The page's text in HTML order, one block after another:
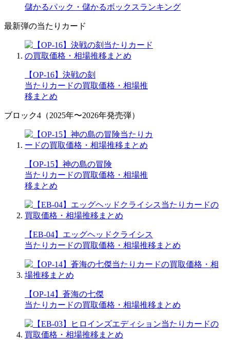
儲かるパック・儲かるボックスランキング
最新弾の当たりカード
【OP-16】決戦の刻
当たりカードの買取価格・相場推
移まとめ
ブロック4（2025年〜2026年発売弾）
【OP-15】神の島の冒険
当たりカードの買取価格・相場推
移まとめ
【EB-04】エッグヘッドクライシス
当たりカードの買取価格・相場推移まとめ
【OP-14】蒼海の七傑
当たりカードの買取価格・相場推移まとめ